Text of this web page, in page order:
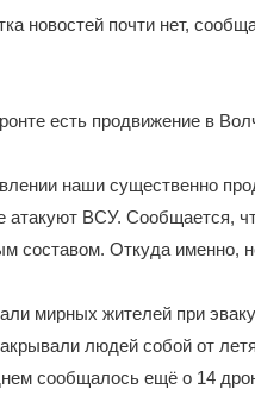
новостей почти нет,
есть продвижение в
наши существенно
атакуют ВСУ. Сообщается,
составом. Откуда именно,
мирных жителей при
людей собой от
сообщалось ещё о 14